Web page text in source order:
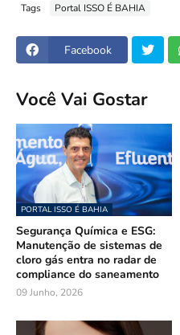
Tags Portal ISSO É BAHIA
Facebook
Você Vai Gostar
PORTAL ISSO É BAHIA
Segurança Química e ESG:
Manutenção de sistemas de
cloro gás entra no radar de
compliance do saneamento
09 Junho, 2026